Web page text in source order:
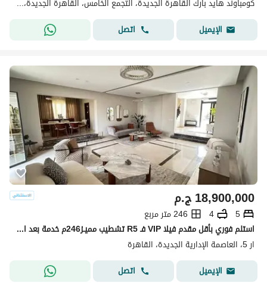
كومباوند هايد بارك القاهرة الجديدة، التجمع الخامس، القاهرة الجديدة، القاهرة
الإيميل
اتصل
ج.م18,900,000
5
4
246 متر مربع
استلم فوري بأقل مقدم فيلا VIP فـ R5 تشطيب مميـز246م خدمة بعد البيع من Hyde Park للبيع في العاصمة الإدارية بجوار المقصد ولافيستا
ار 5، العاصمة الإدارية الجديدة، القاهرة
الإيميل
اتصل